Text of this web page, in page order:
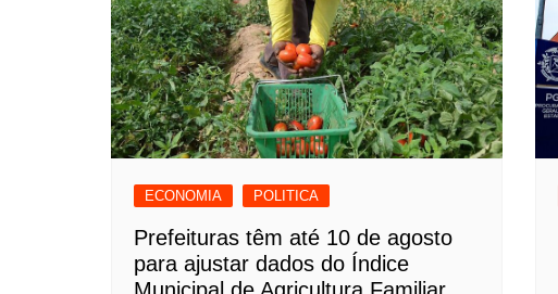
ECONOMIA POLITICA
Prefeituras têm até 10 de agosto
para ajustar dados do Índice